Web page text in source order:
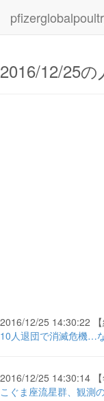
2016/12/25
2016/12/25 14:30:22 【
10人退団で消滅危機…
2016/12/25 14:30:14 【
こぐま座流星群、観測